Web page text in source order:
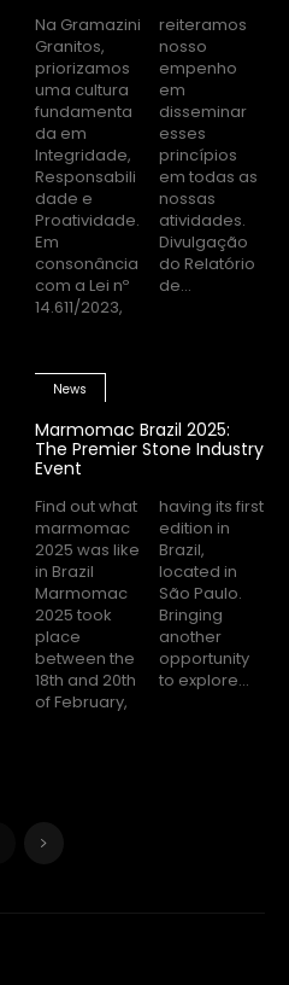
Na Gramazini
Granitos,
priorizamos
uma cultura
fundamenta
da em
Integridade,
Responsabili
dade e
Proatividade.
Em
consonância
com a Lei nº
14.611/2023,
reiteramos
nosso
empenho
em
disseminar
esses
princípios
em todas as
nossas
atividades.
Divulgação
do Relatório
de...
News
Marmomac Brazil 2025:
The Premier Stone Industry
Event
Find out what
marmomac
2025 was like
in Brazil
Marmomac
2025 took
place
between the
18th and 20th
of February,
having its first
edition in
Brazil,
located in
São Paulo.
Bringing
another
opportunity
to explore...